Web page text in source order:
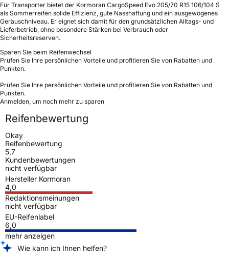
Für Transporter bietet der Kormoran CargoSpeed Evo 205/70 R15 106/104 S
als Sommerreifen solide Effizienz, gute Nasshaftung und ein ausgewogenes
Geräuschniveau. Er eignet sich damit für den grundsätzlichen Alltags- und
Lieferbetrieb, ohne besondere Stärken bei Verbrauch oder
Sicherheitsreserven.
Sparen Sie beim Reifenwechsel
Prüfen Sie Ihre persönlichen Vorteile und profitieren Sie von Rabatten und
Punkten.
Prüfen Sie Ihre persönlichen Vorteile und profitieren Sie von Rabatten und
Punkten.
Anmelden, um noch mehr zu sparen
Reifenbewertung
Okay
Reifenbewertung
5,7
Kundenbewertungen
nicht verfügbar
Hersteller Kormoran
4,0
Redaktionsmeinungen
nicht verfügbar
EU-Reifenlabel
6,0
mehr anzeigen
Wie kann ich Ihnen helfen?